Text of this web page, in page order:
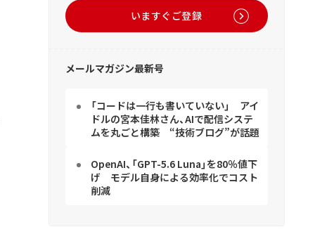
いますぐご登録
メールマガジン最新号
「コードは一行も書いていない」 アイ
ドルの宮本佳林さん、AIで配信システ
ムを丸ごと構築 “技術ブログ”が話題
OpenAI、「GPT-5.6 Luna」を80％値下
げ モデル自身による効率化でコスト
削減